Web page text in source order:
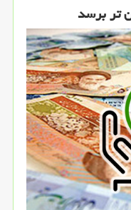
تر برسد